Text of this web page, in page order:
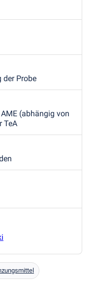
der Probe
(abhängig von
TeA